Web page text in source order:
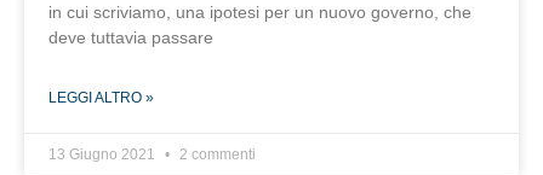
in cui scriviamo, una ipotesi per un nuovo governo, che
deve tuttavia passare
LEGGI ALTRO »
13 Giugno 2021 2 commenti